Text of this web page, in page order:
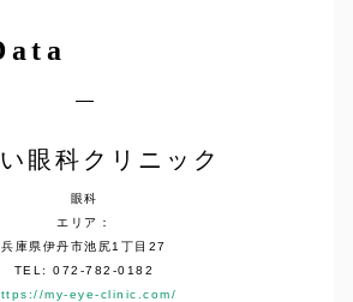
眼科クリニック
眼科
エリア：
兵庫県伊丹市池尻1丁目27
TEL: 072-782-0182
my-eye-clinic.com/